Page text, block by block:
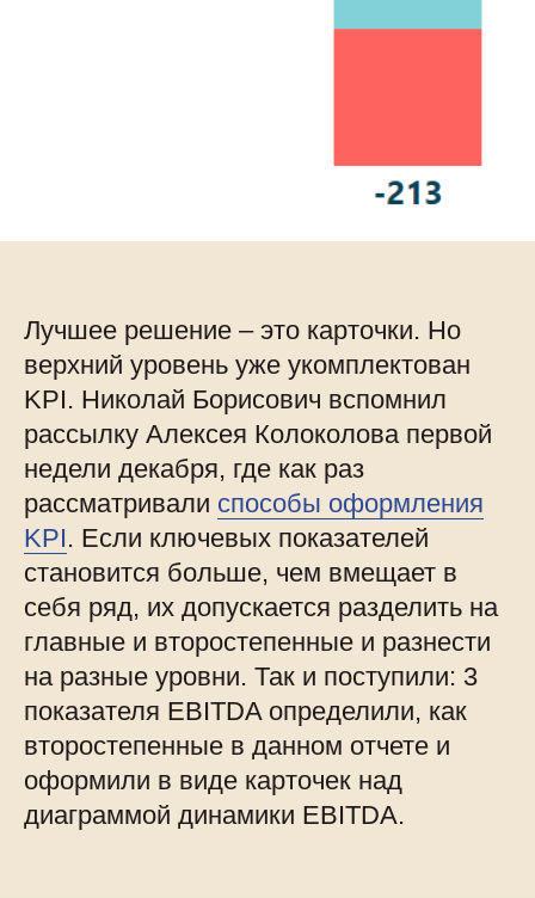
Лучшее решение – это карточки. Но
верхний уровень уже укомплектован
KPI. Николай Борисович вспомнил
рассылку Алексея Колоколова первой
недели декабря, где как раз
рассматривали способы оформления
KPI. Если ключевых показателей
становится больше, чем вмещает в
себя ряд, их допускается разделить на
главные и второстепенные и разнести
на разные уровни. Так и поступили: 3
показателя EBITDA определили, как
второстепенные в данном отчете и
оформили в виде карточек над
диаграммой динамики EBITDA.